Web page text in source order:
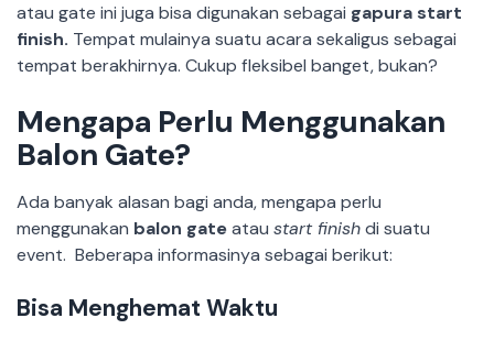
atau gate ini juga bisa digunakan sebagai gapura start
finish. Tempat mulainya suatu acara sekaligus sebagai
tempat berakhirnya. Cukup fleksibel banget, bukan?
Mengapa Perlu Menggunakan
Balon Gate?
Ada banyak alasan bagi anda, mengapa perlu
menggunakan balon gateatau start finishdi suatu
event. Beberapa informasinya sebagai berikut:
Bisa Menghemat Waktu